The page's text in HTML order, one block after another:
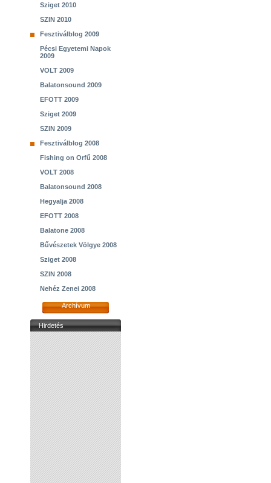
Sziget 2010
SZIN 2010
Fesztiválblog 2009
Pécsi Egyetemi Napok
2009
VOLT 2009
Balatonsound 2009
EFOTT 2009
Sziget 2009
SZIN 2009
Fesztiválblog 2008
Fishing on Orfű 2008
VOLT 2008
Balatonsound 2008
Hegyalja 2008
EFOTT 2008
Balatone 2008
Bűvészetek Völgye 2008
Sziget 2008
SZIN 2008
Nehéz Zenei 2008
Archívum
Hirdetés